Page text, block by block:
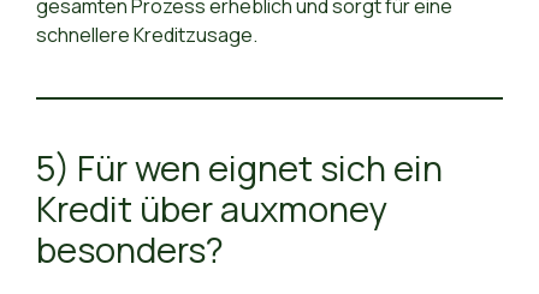
gesamten Prozess erheblich und sorgt für eine
schnellere Kreditzusage.
5) Für wen eignet sich ein
Kredit über auxmoney
besonders?